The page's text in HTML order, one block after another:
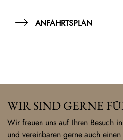
ANFAHRTSPLAN
WIR SIND GERNE
Wir freuen uns auf Ihren Besuch
und vereinbaren gerne auch